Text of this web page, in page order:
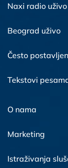
Naxi radio uživo
Beograd uživo
Često
Tekstovi
O nama
Marketing
Istraživanja